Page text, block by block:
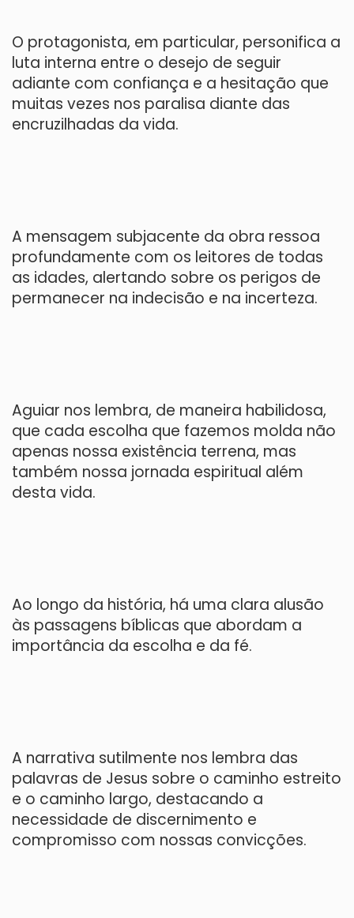
O protagonista, em particular, personifica a
luta interna entre o desejo de seguir
adiante com confiança e a hesitação que
muitas vezes nos paralisa diante das
encruzilhadas da vida.
A mensagem subjacente da obra ressoa
profundamente com os leitores de todas
as idades, alertando sobre os perigos de
permanecer na indecisão e na incerteza.
Aguiar nos lembra, de maneira habilidosa,
que cada escolha que fazemos molda não
apenas nossa existência terrena, mas
também nossa jornada espiritual além
desta vida.
Ao longo da história, há uma clara alusão
às passagens bíblicas que abordam a
importância da escolha e da fé.
A narrativa sutilmente nos lembra das
palavras de Jesus sobre o caminho estreito
e o caminho largo, destacando a
necessidade de discernimento e
compromisso com nossas convicções.